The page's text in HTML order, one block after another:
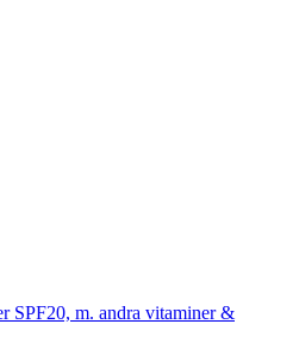
SPF20, m. andra vitaminer &